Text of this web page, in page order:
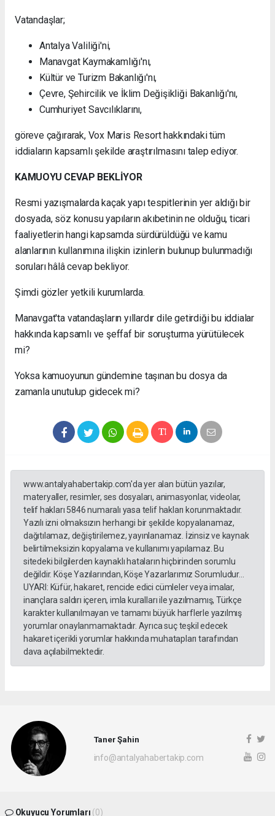
Vatandaşlar;
Antalya Valiliği'ni,
Manavgat Kaymakamlığı'nı,
Kültür ve Turizm Bakanlığı'nı,
Çevre, Şehircilik ve İklim Değişikliği Bakanlığı'nı,
Cumhuriyet Savcılıklarını,
göreve çağırarak, Vox Maris Resort hakkındaki tüm
iddiaların kapsamlı şekilde araştırılmasını talep ediyor.
KAMUOYU CEVAP BEKLİYOR
Resmi yazışmalarda kaçak yapı tespitlerinin yer aldığı bir
dosyada, söz konusu yapıların akıbetinin ne olduğu, ticari
faaliyetlerin hangi kapsamda sürdürüldüğü ve kamu
alanlarının kullanımına ilişkin izinlerin bulunup bulunmadığı
soruları hâlâ cevap bekliyor.
Şimdi gözler yetkili kurumlarda.
Manavgat'ta vatandaşların yıllardır dile getirdiği bu iddialar
hakkında kapsamlı ve şeffaf bir soruşturma yürütülecek
mi?
Yoksa kamuoyunun gündemine taşınan bu dosya da
zamanla unutulup gidecek mi?
www.antalyahabertakip.com'da yer alan bütün yazılar,
materyaller, resimler, ses dosyaları, animasyonlar, videolar,
telif hakları 5846 numaralı yasa telif hakları korunmaktadır.
Yazılı izni olmaksızın herhangi bir şekilde kopyalanamaz,
dağıtılamaz, değiştirilemez, yayınlanamaz. İzinsiz ve kaynak
belirtilmeksizin kopyalama ve kullanımı yapılamaz. Bu
sitedeki bilgilerden kaynaklı hataların hiçbirinden sorumlu
değildir. Köşe Yazılarından, Köşe Yazarlarımız Sorumludur...
UYARI: Küfür, hakaret, rencide edici cümleler veya imalar,
inançlara saldırı içeren, imla kuralları ile yazılmamış, Türkçe
karakter kullanılmayan ve tamamı büyük harflerle yazılmış
yorumlar onaylanmamaktadır. Ayrıca suç teşkil edecek
hakaret içerikli yorumlar hakkında muhatapları tarafından
dava açılabilmektedir.
Taner Şahin
info@antalyahabertakip.com
Okuyucu Yorumları (0)